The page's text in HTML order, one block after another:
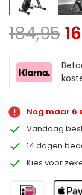
184,95
Nog maar 6
Vandaag
14 dagen
Kies voor